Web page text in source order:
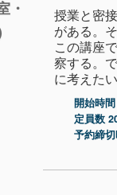
・
授業と密
がある。
この講座
察する。
に考えたい
開始時
定員数
予約締